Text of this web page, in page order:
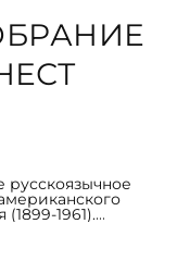
1961).